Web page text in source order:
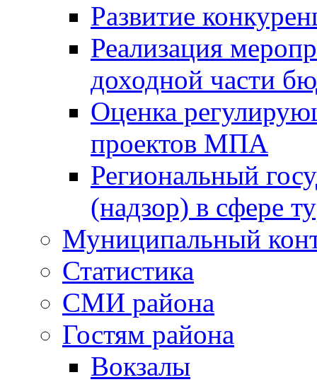
Развитие
Реализация
доходной части
Оценка
проектов МПА
Региональный
(надзор) в сфере
Муниципальный
Статистика
СМИ района
Гостям района
Вокзалы